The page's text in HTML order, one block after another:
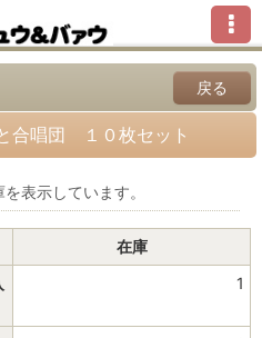
戻る
合唱団 １０枚セット
表示しています。
在庫
1